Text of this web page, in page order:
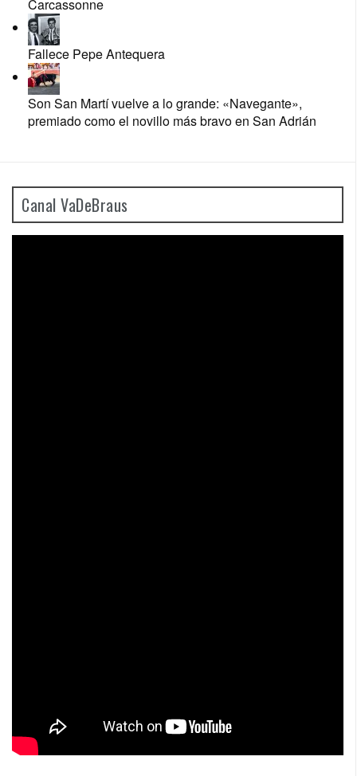
Carcassonne
Fallece Pepe Antequera
Son San Martí vuelve a lo grande: «Navegante»,
premiado como el novillo más bravo en San Adrián
Canal VaDeBraus